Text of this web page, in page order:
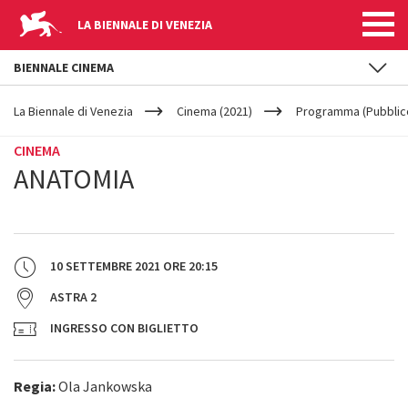
LA BIENNALE DI VENEZIA
YOUR
ARE
La Biennale di Venezia Cinema (2021) Programma
CINEMA
ANATOMIA
10 SETTEMBRE 2021 ORE 20:15
ASTRA 2
INGRESSO CON BIGLIETTO
Regia:Ola Jankowska
BIENNALE CINEMA